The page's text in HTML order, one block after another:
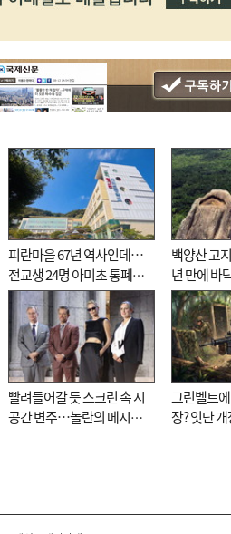
피란마을 67년 역사인데…
전교생 24명 아미초 통폐합
기로
백양산 고
년 만에 바
빨려들어갈 듯 스크린 속 시
공간 변주…놀란의 메시지
그린벨트
장? 잇단